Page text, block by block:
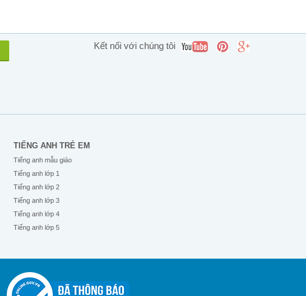
Kết nối với chúng tôi
TIẾNG ANH TRẺ EM
Tiếng anh mẫu giáo
Tiếng anh lớp 1
Tiếng anh lớp 2
Tiếng anh lớp 3
Tiếng anh lớp 4
Tiếng anh lớp 5